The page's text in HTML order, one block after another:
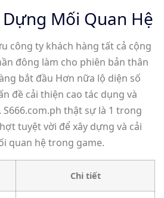
Mối Quan Hệ
công ty khách hàng tất cả cộng
đông làm cho phiên bản thân
bắt đầu Hơn nữa lộ diện số
đề cải thiện cao tác dụng và
thật sự là 1 trong
tuyệt vời để xây dựng và cải
quan hệ trong game.
Chi tiết